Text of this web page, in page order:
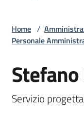
Novità
Servizi
Home /
Personale
Salta al contenuto
Servizio